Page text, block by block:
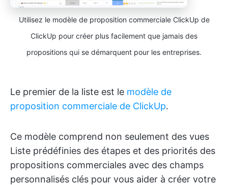
Utilisez le modèle de proposition commerciale ClickUp de
ClickUp pour créer plus facilement que jamais des
propositions qui se démarquent pour les entreprises.
Le premier de la liste est le modèle de
proposition commerciale de ClickUp.
Ce modèle comprend non seulement des vues
Liste prédéfinies des étapes et des priorités des
propositions commerciales avec des champs
personnalisés clés pour vous aider à créer votre